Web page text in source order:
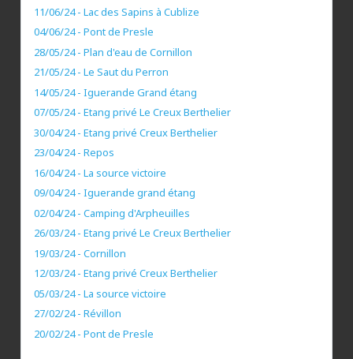
11/06/24 - Lac des Sapins à Cublize
04/06/24 - Pont de Presle
28/05/24 - Plan d'eau de Cornillon
21/05/24 - Le Saut du Perron
14/05/24 - Iguerande Grand étang
07/05/24 - Etang privé Le Creux Berthelier
30/04/24 - Etang privé Creux Berthelier
23/04/24 - Repos
16/04/24 - La source victoire
09/04/24 - Iguerande grand étang
02/04/24 - Camping d'Arpheuilles
26/03/24 - Etang privé Le Creux Berthelier
19/03/24 - Cornillon
12/03/24 - Etang privé Creux Berthelier
05/03/24 - La source victoire
27/02/24 - Révillon
20/02/24 - Pont de Presle